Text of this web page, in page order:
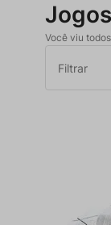
Você viu
Filtrar